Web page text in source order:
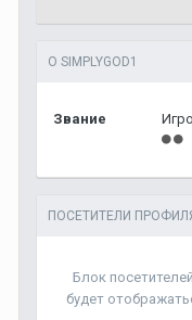
О SIMPLYGOD1
Звание
ПОСЕТИТЕЛИ
Блок
будет